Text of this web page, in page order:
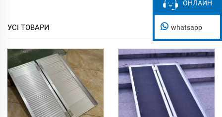
УСІ ТОВАРИ
ОНЛАЙН
ОНЛАЙН
whatsapp